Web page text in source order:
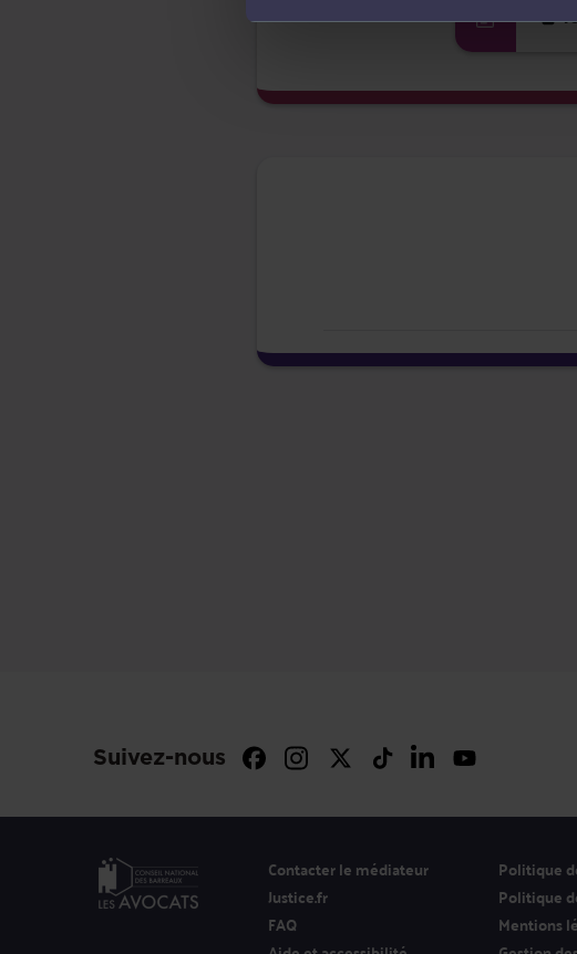
Suivez-nous
Contacter le médiateur
Justice.fr
FAQ
Politique
Politique
Mentions